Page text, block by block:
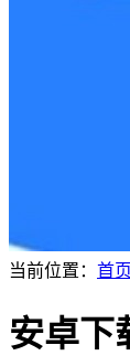
当前位置： 首页
安卓下